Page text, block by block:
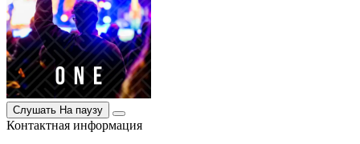
Слушать На паузу
Контактная информация